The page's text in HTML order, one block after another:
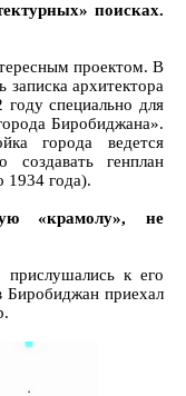
поисках.
проектом. В
записка архитектора
году специально для
Биробиджана».
города ведется
создавать генплан
1934 года).
«крамолу», не
к его
Биробиджан приехал